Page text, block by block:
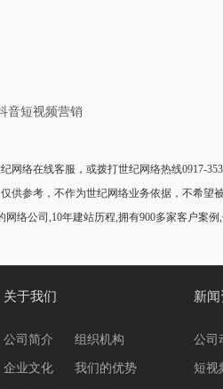
音短视频营销
网络在线客服，或拨打世纪网络热线0917-
考，不作为世纪网络业务依据，不希望被
络公司,10年建站历程,拥有900多家客户案例
关于我们
公司简介 组织机构
企业文化 我们的优势
新
公司
短视